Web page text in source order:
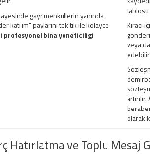
gayrimenkullerin yanında
katılım" paylarını tek tık ile kolayce
profesyonel bina yoneticiligi
tablosu
Kiracı
veya
olarak
Hatırlatma ve Toplu Mesaj